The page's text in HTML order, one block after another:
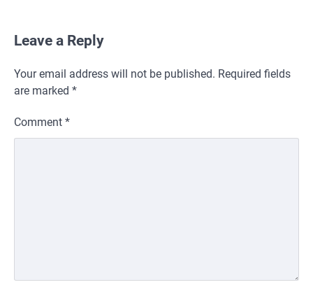
Leave a Reply
Your email address will not be published. Required fields
are marked *
Comment *